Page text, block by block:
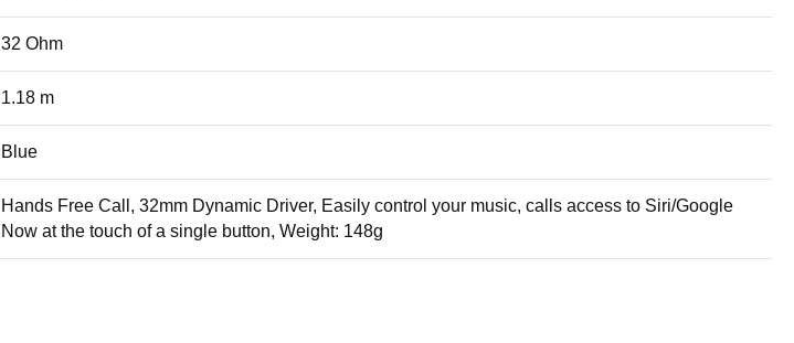
32 Ohm
1.18 m
Blue
Hands Free Call, 32mm Dynamic Driver, Easily control your music, calls access to Siri/Google
Now at the touch of a single button, Weight: 148g